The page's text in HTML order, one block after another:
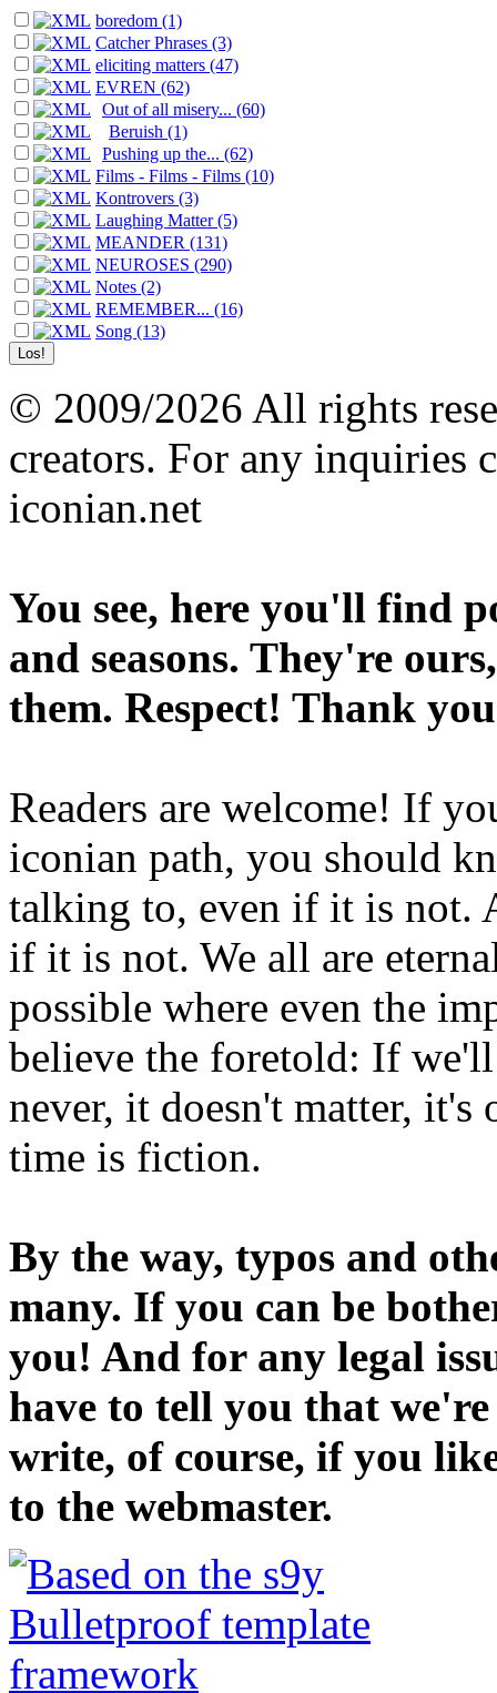
boredom (1)
Catcher Phrases (3)
eliciting matters (47)
EVREN (62)
Out of all misery... (60)
Beruish (1)
Pushing up the... (62)
Films - Films - Films (10)
Kontrovers (3)
Laughing Matter (5)
MEANDER (131)
NEUROSES (290)
Notes (2)
REMEMBER... (16)
Song (13)
© 2009/2026 All rights
creators. For any inquiries
iconian.net
You see, here you'll find
and seasons. They're
them. Respect! Thank
Readers are welcome! If
iconian path, you should
talking to, even if it is not.
if it is not. We all are
possible where even the
believe the foretold: If
never, it doesn't matter,
time is fiction.
By the way, typos and
many. If you can be
you! And for any legal
have to tell you that
write, of course, if you
to the webmaster.